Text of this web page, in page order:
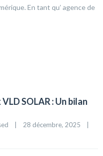
En tant qu’ agence de
SOLAR : Un bilan
28 décembre, 2025